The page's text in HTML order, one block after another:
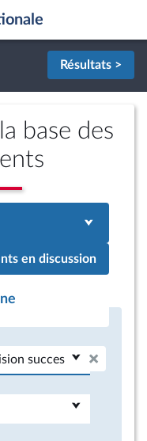
Résultats >
base des
en discussion